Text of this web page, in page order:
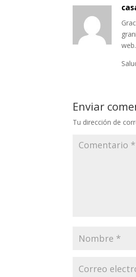
web.
Enviar
Tu dirección de